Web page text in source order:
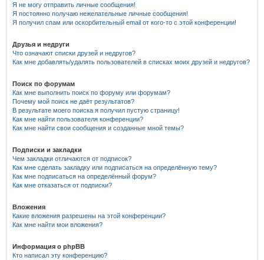
Я не могу отправить личные сообщения!
Я постоянно получаю нежелательные личные сообщения!
Я получил спам или оскорбительный email от кого-то с этой конференции!
Друзья и недруги
Что означают списки друзей и недругов?
Как мне добавлять/удалять пользователей в списках моих друзей и недругов?
Поиск по форумам
Как мне выполнить поиск по форуму или форумам?
Почему мой поиск не даёт результатов?
В результате моего поиска я получил пустую страницу!
Как мне найти пользователя конференции?
Как мне найти свои сообщения и созданные мной темы?
Подписки и закладки
Чем закладки отличаются от подписок?
Как мне сделать закладку или подписаться на определённую тему?
Как мне подписаться на определённый форум?
Как мне отказаться от подписки?
Вложения
Какие вложения разрешены на этой конференции?
Как мне найти мои вложения?
Информация о phpBB
Кто написал эту конференцию?